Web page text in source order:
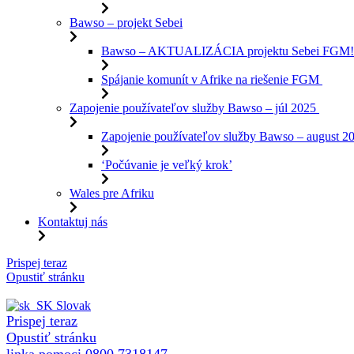
Bawso – projekt Sebei
Bawso – AKTUALIZÁCIA projektu Sebei FGM!
Spájanie komunít v Afrike na riešenie FGM
Zapojenie používateľov služby Bawso – júl 2025
Zapojenie používateľov služby Bawso – august
‘Počúvanie je veľký krok’
Wales pre Afriku
Kontaktuj nás
Preskočiť
na
Prispej teraz
Opustiť stránku
Slovak
Prispej teraz
Opustiť stránku